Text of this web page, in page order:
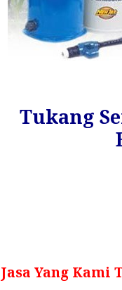
Tukang
Jasa Yang Kami